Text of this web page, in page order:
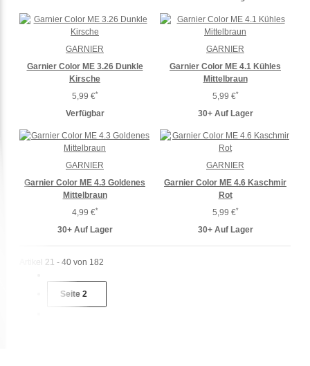
Garnier Color ME 3.26 Dunkle
Kirsche
5,99 €*
Verfügbar
GARNIER
Garnier Color ME 4.1 Kühles
Mittelbraun
5,99 €*
30+ Auf Lager
GARNIER
Garnier Color ME 4.3 Goldenes
Mittelbraun
4,99 €*
30+ Auf Lager
GARNIER
Garnier Color ME 4.6 Kaschmir
Rot
5,99 €*
30+ Auf Lager
GARNIER
Artikel 21 - 40 von 182
Seite2